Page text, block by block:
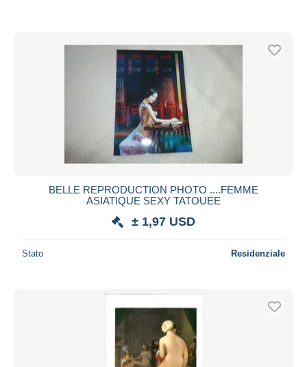
BELLE REPRODUCTION PHOTO ....FEMME
ASIATIQUE SEXY TATOUEE
± 1,97 USD
Stato Residenziale